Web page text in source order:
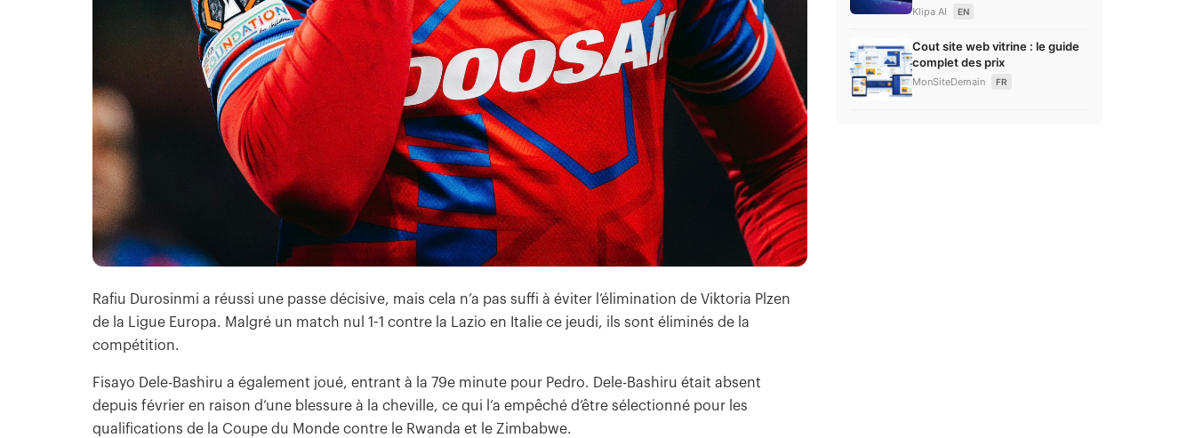
Rafiu Durosinmi a réussi une passe décisive, mais cela n’a pas suffi à éviter l’élimination de Viktoria Plzen
de la Ligue Europa. Malgré un match nul 1-1 contre la Lazio en Italie ce jeudi, ils sont éliminés de la
compétition.
Fisayo Dele-Bashiru a également joué, entrant à la 79e minute pour Pedro. Dele-Bashiru était absent
depuis février en raison d’une blessure à la cheville, ce qui l’a empêché d’être sélectionné pour les
qualifications de la Coupe du Monde contre le Rwanda et le Zimbabwe.
Klipa AI EN
Cout site web vitrine : le guide
complet des prix
MonSiteDemain FR